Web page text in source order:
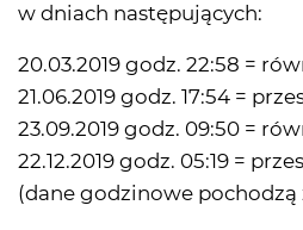
w dniach następujących:
20.03.2019 godz. 22:58 =
21.06.2019 godz. 17:54 =
23.09.2019 godz. 09:50 =
22.12.2019 godz. 05:19 =
(dane godzinowe pochodzą